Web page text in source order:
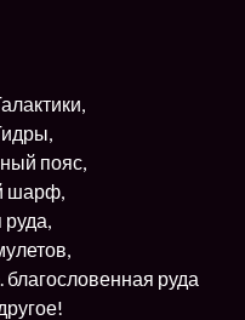
пояс,
шарф,
благословенная руда